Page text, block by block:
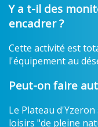
Y a t-il des
encadrer ?
Cette activité est
l'équipement au
Peut-on faire
Le Plateau
loisirs "de pleine